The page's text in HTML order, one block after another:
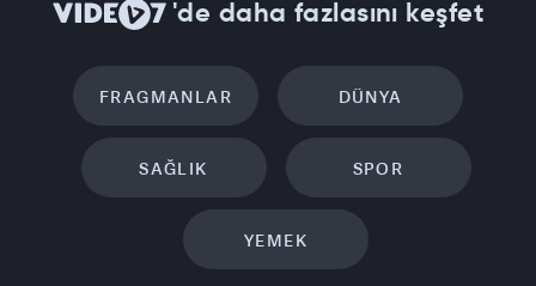
'de daha fazlasını keşfet
FRAGMANLAR DÜNYA
SAĞLIK SPOR
YEMEK